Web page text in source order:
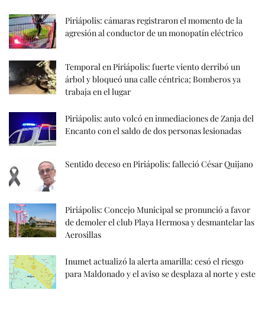
Piriápolis: cámaras registraron el momento de la
agresión al conductor de un monopatín eléctrico
Temporal en Piriápolis: fuerte viento derribó un
árbol y bloqueó una calle céntrica; Bomberos ya
trabaja en el lugar
Piriápolis: auto volcó en inmediaciones de Zanja del
Encanto con el saldo de dos personas lesionadas
Sentido deceso en Piriápolis: falleció César Quijano
Piriápolis: Concejo Municipal se pronunció a favor
de demoler el club Playa Hermosa y desmantelar las
Aerosillas
Inumet actualizó la alerta amarilla: cesó el riesgo
para Maldonado y el aviso se desplaza al norte y este